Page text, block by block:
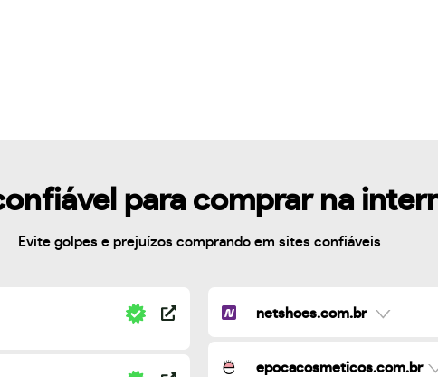
para comprar na
Evite golpes e prejuízos comprando em sites confiáveis
netshoes.com.br
epocacosmeticos.com.br